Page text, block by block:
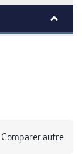
Comparer autre